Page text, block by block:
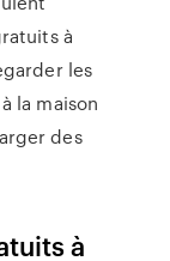
à
les
la maison
des
à